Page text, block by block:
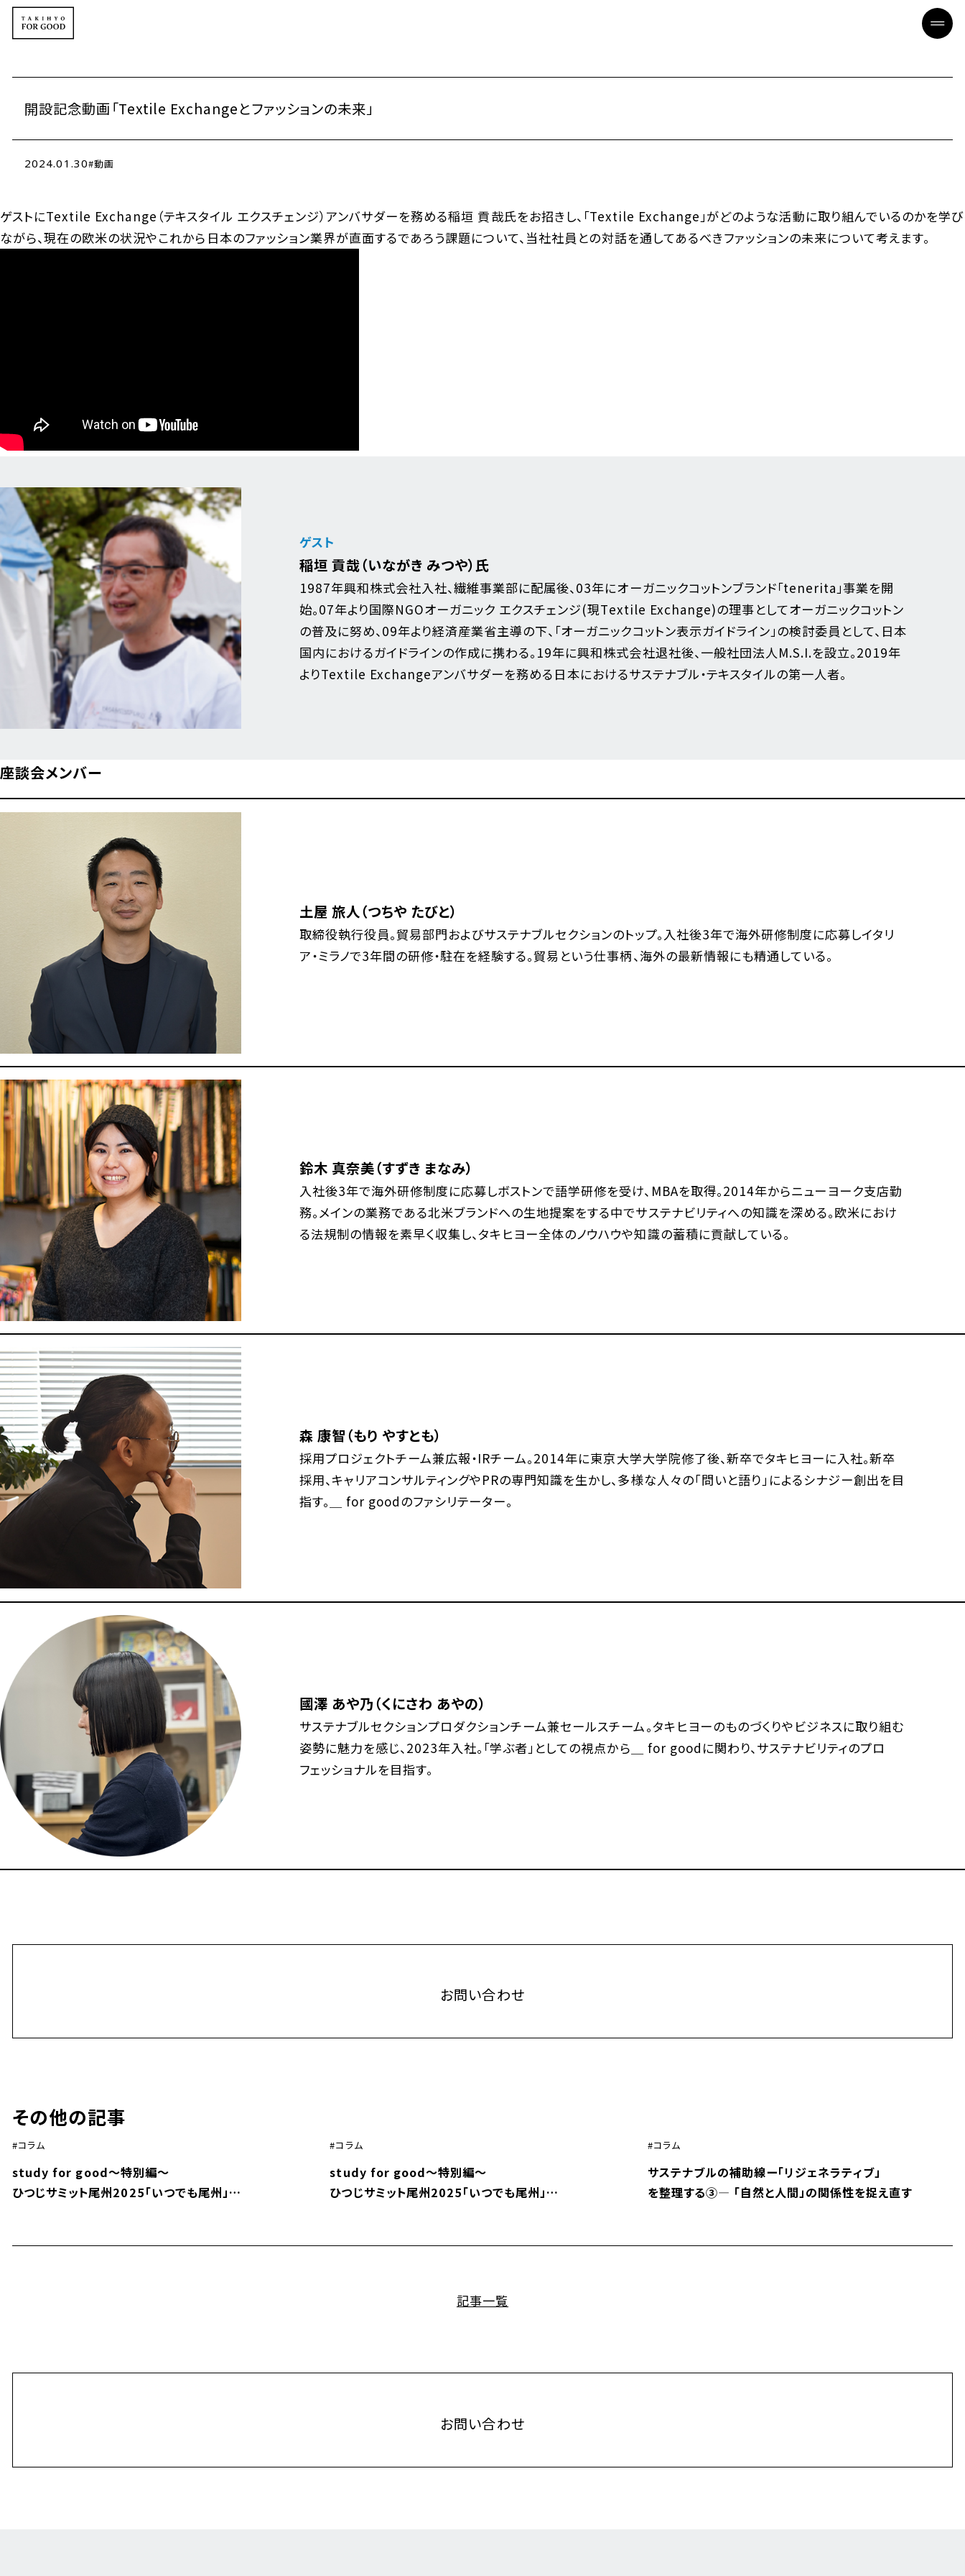
開設記念動画「Textile Exchangeとファッションの未来」
2024.01.30 動画
ゲストにTextile Exchange（テキスタイル エクスチェンジ）アンバサダーを務める稲垣 貢哉氏をお招きし、「Textile Exchange」がどのような活動に取り組んでいるのかを学び
ながら、現在の欧米の状況やこれから日本のファッション業界が直面するであろう課題について、当社社員との対話を通してあるべきファッションの未来について考えます。
ゲスト
稲垣 貢哉（いながき みつや）氏
1987年興和株式会社入社、繊維事業部に配属後、03年にオーガニックコットンブランド「tenerita」事業を開
始。07年より国際NGOオーガニック エクスチェンジ(現Textile Exchange)の理事としてオーガニックコットン
の普及に努め、09年より経済産業省主導の下、「オーガニックコットン表示ガイドライン」の検討委員として、日本
国内におけるガイドラインの作成に携わる。19年に興和株式会社退社後、一般社団法人M.S.I.を設立。2019年
よりTextile Exchangeアンバサダーを務める日本におけるサステナブル・テキスタイルの第一人者。
座談会メンバー
土屋 旅人（つちや たびと）
取締役執行役員。貿易部門およびサステナブルセクションのトップ。入社後3年で海外研修制度に応募しイタリ
ア・ミラノで3年間の研修・駐在を経験する。貿易という仕事柄、海外の最新情報にも精通している。
鈴木 真奈美（すずき まなみ）
入社後3年で海外研修制度に応募しボストンで語学研修を受け、MBAを取得。2014年からニューヨーク支店勤
務。メインの業務である北米ブランドへの生地提案をする中でサステナビリティへの知識を深める。欧米におけ
る法規制の情報を素早く収集し、タキヒヨー全体のノウハウや知識の蓄積に貢献している。
森 康智（もり やすとも）
採用プロジェクトチーム兼広報・IRチーム。2014年に東京大学大学院修了後、新卒でタキヒヨーに入社。新卒
採用、キャリアコンサルティングやPRの専門知識を生かし、多様な人々の｢問いと語り｣によるシナジー創出を目
指す。＿ for goodのファシリテーター。
國澤 あや乃（くにさわ あやの）
サステナブルセクションプロダクションチーム兼セールスチーム。タキヒヨーのものづくりやビジネスに取り組む
姿勢に魅力を感じ、2023年入社。「学ぶ者」としての視点から＿ for goodに関わり、サステナビリティのプロ
フェッショナルを目指す。
Contact
お問い合わせ
その他の記事
コラム
study for good～特別編～
ひつじサミット尾州2025「いつでも尾州」
コラム
study for good～特別編～
ひつじサミット尾州2025「いつでも尾州」
コラム
サステナブルの補助線ー「リジェネラティブ」
を整理する③― 「自然と人間」の関係性を捉え直す
記事一覧
Contact
お問い合わせ